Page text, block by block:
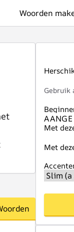
Woorden
Gebruik
Met
Met